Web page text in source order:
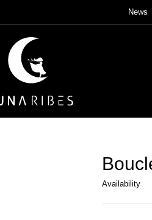
News
Availability